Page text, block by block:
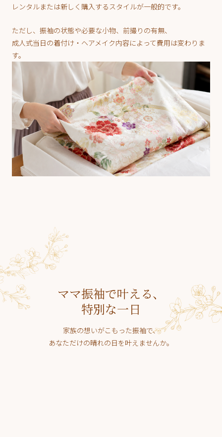
レンタルまたは新しく購入するスタイルが一般的です。
ただし、振袖の状態や必要な小物、前撮りの有無、
成人式当日の着付け・ヘアメイク内容によって費用は変わりま
す。
ママ振袖で叶える、
特別な一日
家族の想いがこもった振袖で、
あなただけの晴れの日を叶えませんか。